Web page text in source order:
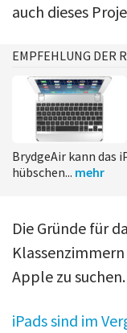
auch dieses
EMPFEHLUNG DER
BrydgeAir kann das
hübschen... mehr
Die Gründe für
Apple zu
iPads sind im